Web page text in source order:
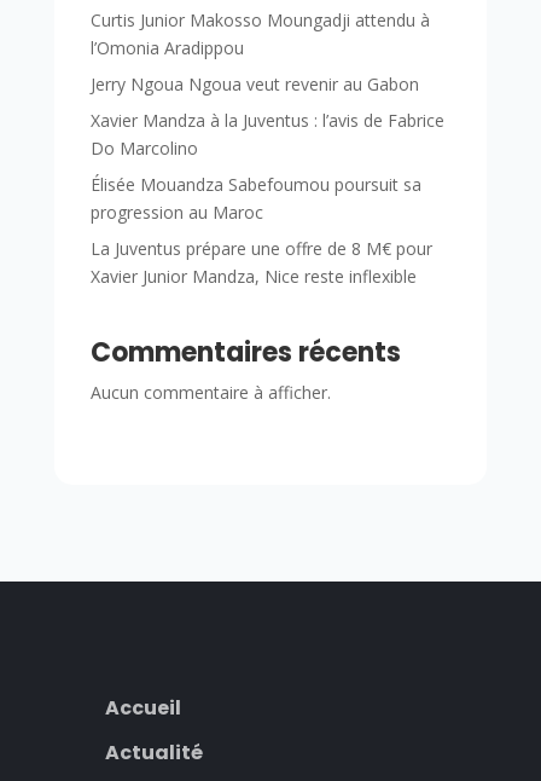
Curtis Junior Makosso Moungadji attendu à
l’Omonia Aradippou
Jerry Ngoua Ngoua veut revenir au Gabon
Xavier Mandza à la Juventus : l’avis de Fabrice
Do Marcolino
Élisée Mouandza Sabefoumou poursuit sa
progression au Maroc
La Juventus prépare une offre de 8 M€ pour
Xavier Junior Mandza, Nice reste inflexible
Commentaires récents
Aucun commentaire à afficher.
Accueil
Actualité